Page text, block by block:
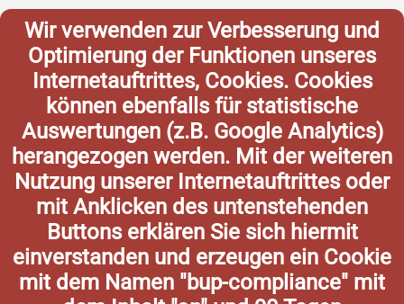
Wir verwenden zur Verbesserung und
Optimierung der Funktionen unseres
Internetauftrittes, Cookies. Cookies
können ebenfalls für statistische
Auswertungen (z.B. Google Analytics)
herangezogen werden. Mit der weiteren
Nutzung unserer Internetauftrittes oder
mit Anklicken des untenstehenden
Buttons erklären Sie sich hiermit
einverstanden und erzeugen ein Cookie
mit dem Namen "bup-compliance" mit